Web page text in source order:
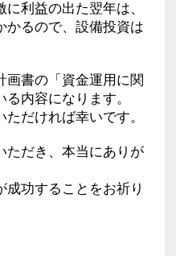
利益の出た翌年は、
かるので、設備投資は
画書の「資金運用に関
内容になります。
だければ幸いです。
ただき、本当にありが
功することをお祈り